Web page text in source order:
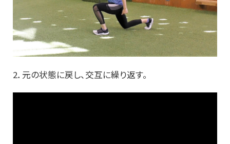
2．元の状態に戻し、交互に繰り返す。